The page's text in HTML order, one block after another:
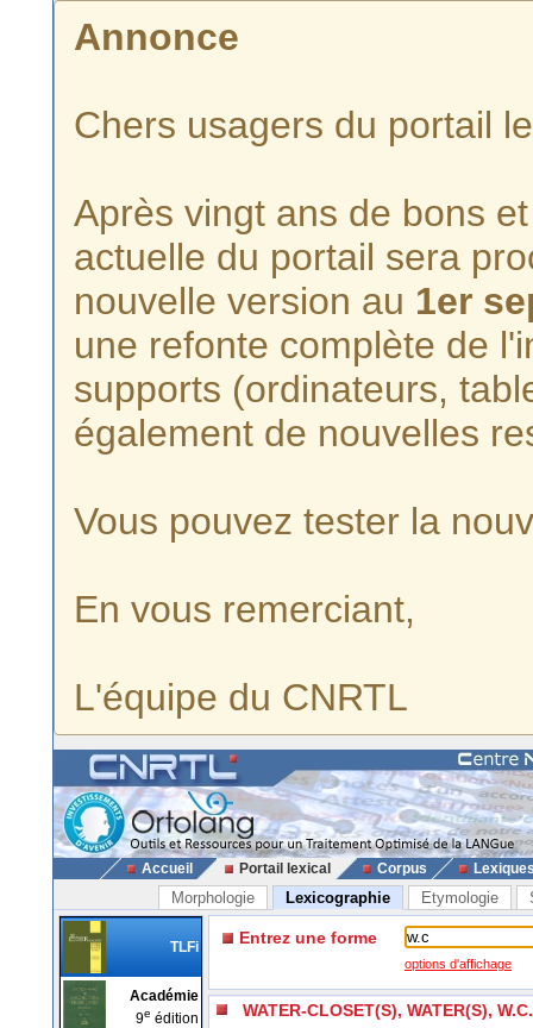
Annonce
Chers usagers du portail
Après vingt ans de bons
actuelle du portail sera
nouvelle version au 1er
une refonte complète de
supports (ordinateurs,
également de nouvelles
Vous pouvez tester la
En vous remerciant,
L'équipe du CNRTL
Accueil Portail lexical Corpus
Morphologie Lexicographie Etymologie
TLFi
Académie
9e édition
Entrez une forme
options d'affichage
WATER-CLOSET(S), WATER(S),